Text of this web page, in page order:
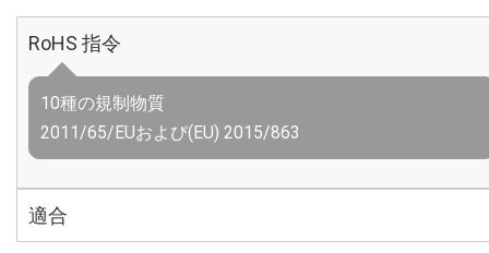
RoHS 指令
10種の規制物質
2011/65/EUおよび(EU) 2015/863
適合